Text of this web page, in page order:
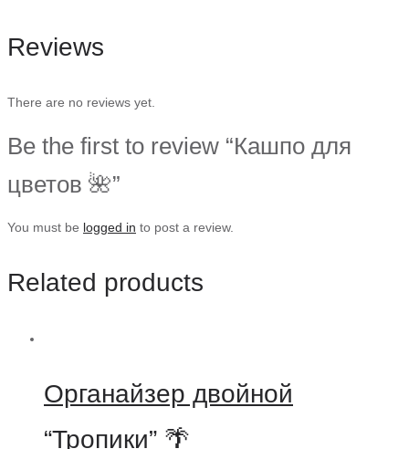
Reviews
There are no reviews yet.
Be the first to review “Кашпо для
цветов 🌺”
You must be logged in to post a review.
Related products
Органайзер двойной
“Тропики” 🌴